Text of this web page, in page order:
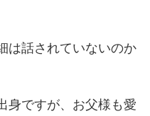
は話されていないのか
身ですが、お父様も愛